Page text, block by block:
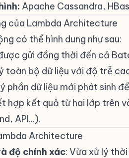
Apache Cassandra,
của Lambda Architecture
có thể hình dung như sau:
gửi đồng thời đến cả
toàn bộ dữ liệu với độ trễ
phần dữ liệu mới phát sinh
hợp kết quả từ hai lớp trên
API...).
Architecture
độ chính xác: Vừa xử lý